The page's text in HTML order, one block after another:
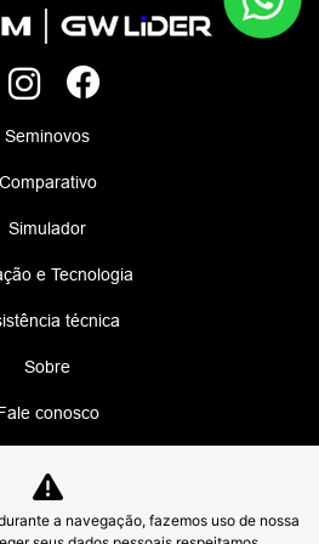
Seminovos
Comparativo
Simulador
e Tecnologia
técnica
Sobre
conosco
de Privacidade
a navegação, fazemos uso de nossa